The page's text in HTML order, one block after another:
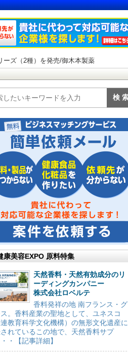
ーズ（2種）を発売/御木本製薬
康美容EXPO 原料特集
天然香料・天然有効成分のリ
ーディングカンパニー
株式会社ロベルテ
香料発祥の地 南フランス・グ
。香料産業の聖地として、ユネスコ
連教育科学文化機構）の無形文化遺産に
れているこの地で、天然香料サプ
・【記事詳細】